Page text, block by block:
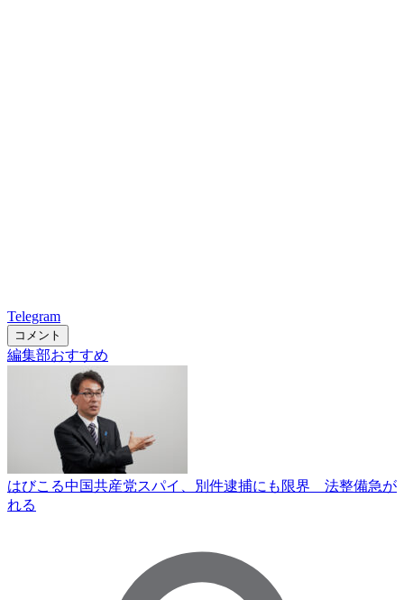
Telegram
コメント
編集部おすすめ
はびこる中国共産党スパイ、別件逮捕にも限界 法整備急が
れる